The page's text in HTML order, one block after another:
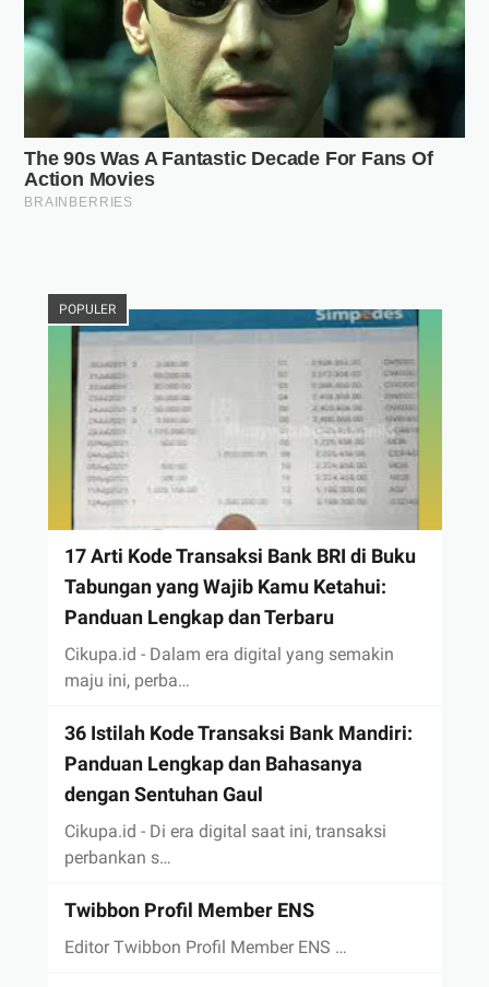
POPULER
17 Arti Kode Transaksi Bank BRI di Buku
Tabungan yang Wajib Kamu Ketahui:
Panduan Lengkap dan Terbaru
Cikupa.id - Dalam era digital yang semakin
maju ini, perba…
36 Istilah Kode Transaksi Bank Mandiri:
Panduan Lengkap dan Bahasanya
dengan Sentuhan Gaul
Cikupa.id - Di era digital saat ini, transaksi
perbankan s…
Twibbon Profil Member ENS
Editor Twibbon Profil Member ENS …